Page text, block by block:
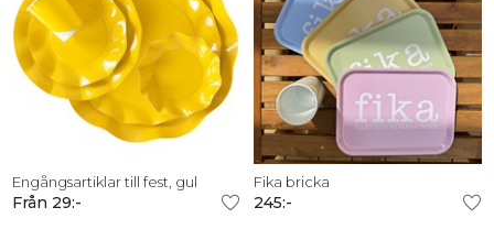
Engångsartiklar till fest, gul
Från 29:-
Fika bricka
245:-